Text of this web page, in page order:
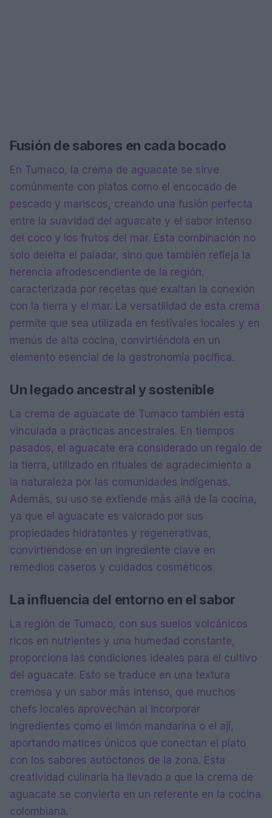
Fusión de sabores en cada bocado
En Tumaco, la crema de aguacate se sirve
comúnmente con platos como el encocado de
pescado y mariscos, creando una fusión perfecta
entre la suavidad del aguacate y el sabor intenso
del coco y los frutos del mar. Esta combinación no
solo deleita el paladar, sino que también refleja la
herencia afrodescendiente de la región,
caracterizada por recetas que exaltan la conexión
con la tierra y el mar. La versatilidad de esta crema
permite que sea utilizada en festivales locales y en
menús de alta cocina, convirtiéndola en un
elemento esencial de la gastronomía pacífica.
Un legado ancestral y sostenible
La crema de aguacate de Tumaco también está
vinculada a prácticas ancestrales. En tiempos
pasados, el aguacate era considerado un regalo de
la tierra, utilizado en rituales de agradecimiento a
la naturaleza por las comunidades indígenas.
Además, su uso se extiende más allá de la cocina,
ya que el aguacate es valorado por sus
propiedades hidratantes y regenerativas,
convirtiéndose en un ingrediente clave en
remedios caseros y cuidados cosméticos.
La influencia del entorno en el sabor
La región de Tumaco, con sus suelos volcánicos
ricos en nutrientes y una humedad constante,
proporciona las condiciones ideales para el cultivo
del aguacate. Esto se traduce en una textura
cremosa y un sabor más intenso, que muchos
chefs locales aprovechan al incorporar
ingredientes como el limón mandarina o el ají,
aportando matices únicos que conectan el plato
con los sabores autóctonos de la zona. Esta
creatividad culinaria ha llevado a que la crema de
aguacate se convierta en un referente en la cocina
colombiana.